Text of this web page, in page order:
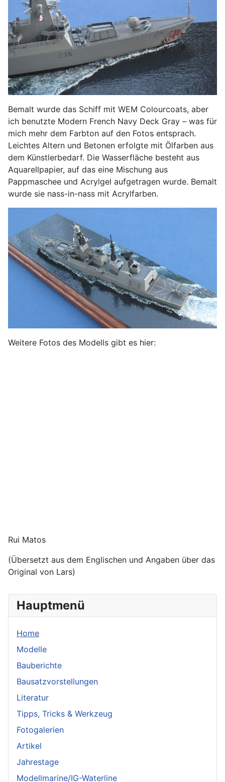
Hauptmenü
Home
Modelle
Bauberichte
Bausatzvorstellungen
Literatur
Tipps, Tricks & Werkzeug
Fotogalerien
Artikel
Jahrestage
Modellmarine/IG-Waterline
Bemalt wurde das Schiff mit WEM Colourcoats, aber
ich benutzte Modern French Navy Deck Gray – was für
mich mehr dem Farbton auf den Fotos entsprach.
Leichtes Altern und Betonen erfolgte mit Ölfarben aus
dem Künstlerbedarf. Die Wasserfläche besteht aus
Aquarellpapier, auf das eine Mischung aus
Pappmaschee und Acrylgel aufgetragen wurde. Bemalt
wurde sie nass-in-nass mit Acrylfarben.
Weitere Fotos des Modells gibt es hier:
Rui Matos
(Übersetzt aus dem Englischen und Angaben über das
Original von Lars)